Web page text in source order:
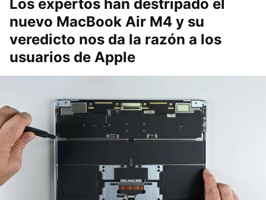
Los expertos han destripado el
nuevo MacBook Air M4 y su
veredicto nos da la razón a los
usuarios de Apple